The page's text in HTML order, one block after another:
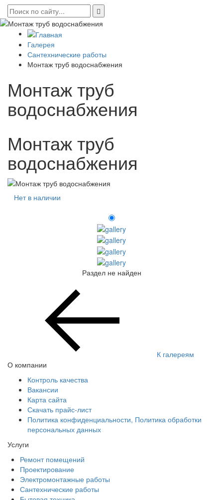
Галерея
Сантехнические работы
Монтаж труб водоснабжения
Монтаж труб
водоснабжения
Монтаж труб
водоснабжения
Нет в наличии
Раздел не найден
К галереям
О компании
Контроль качества
Вакансии
Карта сайта
Скачать прайс-лист
Политика конфиденциальности, Политика обработки
персональных данных
Услуги
Ремонт помещений
Проектирование
Электромонтажные работы
Сантехнические работы